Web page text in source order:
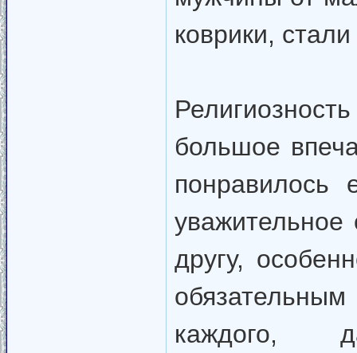
коврики,
большое
понравилось
другу,
каждого,